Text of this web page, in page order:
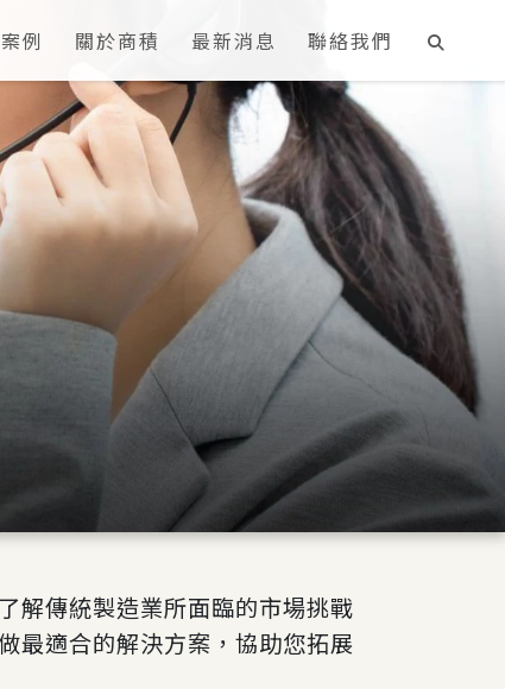
例 關於商積 最新消息 聯絡我們
解傳統製造業所面臨的市場挑戰
最適合的解決方案，協助您拓展